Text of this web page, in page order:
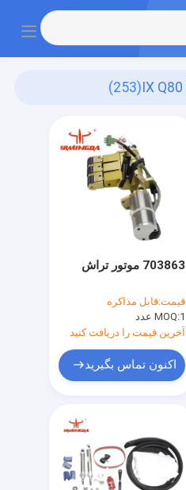
(253)
703863 موتور تراش
قیمت:قابل مذاکره
MOQ:1 عدد
آخرین قیمت را دریافت کنید
اکنون تماس بگیرید